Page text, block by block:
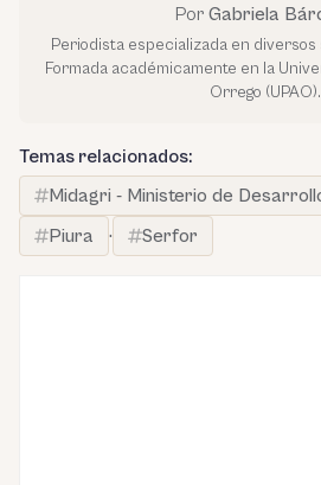
Por Gabriela
Periodista especializada en
Formada académicamente en la
Orrego (UPAO).
Temas relacionados:
Midagri - Ministerio de
Piura
· Serfor